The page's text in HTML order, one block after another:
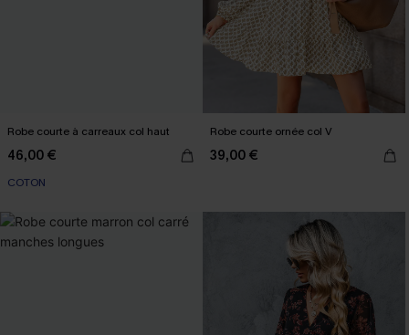
Robe courte à carreaux col haut
46,00 €
COTON
Robe courte ornée col V
39,00 €